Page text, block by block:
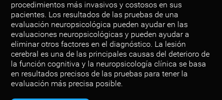
procedimientos más invasivos y costosos en sus
pacientes. Los resultados de las pruebas de una
evaluación neuropsicológica pueden ayudar en las
evaluaciones neuropsicológicas y pueden ayudar a
eliminar otros factores en el diagnóstico. La lesión
cerebral es una de las principales causas del deterioro de
la función cognitiva y la neuropsicología clínica se basa
en resultados precisos de las pruebas para tener la
evaluación más precisa posible.